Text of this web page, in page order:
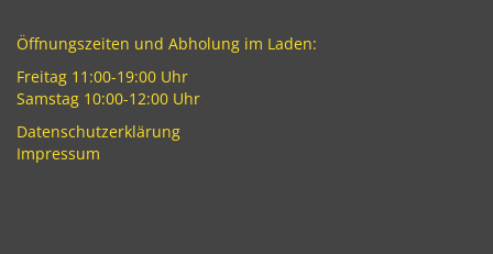
Öffnungszeiten und Abholung im Laden:
Freitag 11:00-19:00 Uhr
Samstag 10:00-12:00 Uhr
Datenschutzerklärung
Impressum